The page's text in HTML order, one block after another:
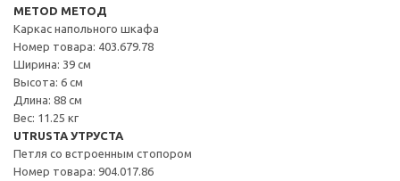
METOD МЕТОД
Каркас напольного шкафа
Номер товара: 403.679.78
Ширина: 39 см
Высота: 6 см
Длина: 88 см
Вес: 11.25 кг
UTRUSTA УТРУСТА
Петля со встроенным стопором
Номер товара: 904.017.86